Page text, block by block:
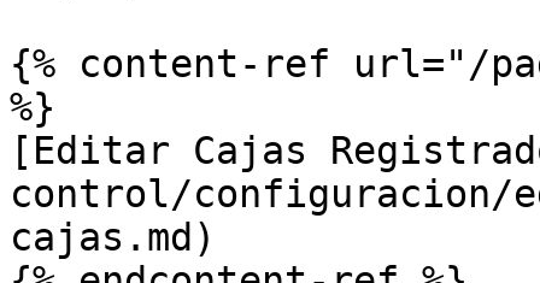
{% content-ref url="/
%}
[Editar Cajas
control/configuracion/
cajas.md)